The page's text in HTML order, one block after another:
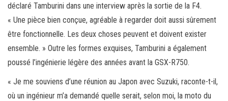
déclaré Tamburini dans une interview après la sortie de la F4.
« Une pièce bien conçue, agréable à regarder doit aussi sûrement
être fonctionnelle. Les deux choses peuvent et doivent exister
ensemble. » Outre les formes exquises, Tamburini a également
poussé l’ingénierie légère des années avant la GSX-R750.
« Je me souviens d’une réunion au Japon avec Suzuki, raconte-t-il,
où un ingénieur m’a demandé quelle serait, selon moi, la moto du